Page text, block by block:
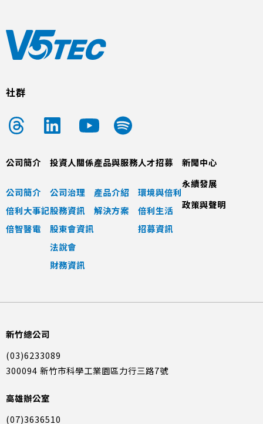
社群
公司簡介
公司簡介
倍利大事記
倍智醫電
投資人關係
公司治理
股務資訊
股東會資訊
法說會
財務資訊
產品與服務
產品介紹
解決方案
人才招募
環境與倍利
倍利生活
招募資訊
新聞中心
永續發展
政策與聲明
新竹總公司
(03)6233089
300094 新竹市科學工業園區力行三路7號
高雄辦公室
(07)3636510